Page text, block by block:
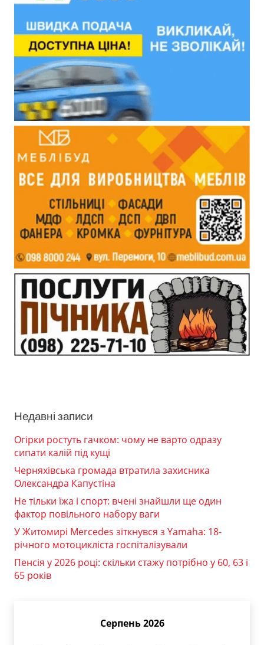
Недавні записи
Огірки ростуть гачком: чому не варто одразу
сипати калій під кущі
Черняхівська громада втратила захисника
Олександра Капустіна
Не тільки їжа і спорт: вчені знайшли ще один
фактор повільного набору ваги
У Житомирі Mercedes зіткнувся з Yamaha: 18-
річного мотоцикліста госпіталізували
Пенсія у 2026 році: скільки стажу потрібно у 60, 63 і
65 років
Серпень 2026